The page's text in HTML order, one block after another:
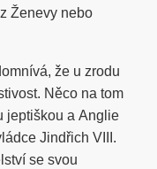
Ženevy nebo
že u zrodu
Něco na tom
jeptiškou a Anglie
Jindřich VIII.
se svou